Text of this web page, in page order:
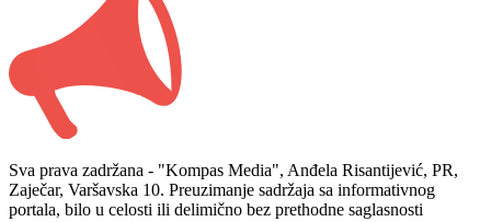
Sva prava zadržana - "Kompas Media", Anđela Risantijević, PR,
Zaječar, Varšavska 10. Preuzimanje sadržaja sa informativnog
portala, bilo u celosti ili delimično bez prethodne saglasnosti